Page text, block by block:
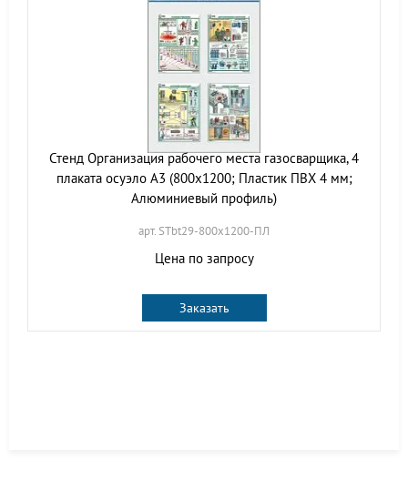
Стенд Организация рабочего места газосварщика, 4
плаката осуэло А3 (800х1200; Пластик ПВХ 4 мм;
Алюминиевый профиль)
арт. STbt29-800х1200-ПЛ
Цена по запросу
Заказать